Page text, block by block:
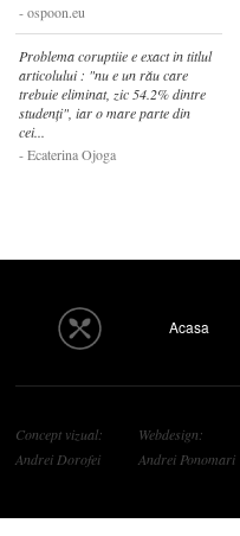
ospoon.eu
Problema coruptiie e exact in titlul
articolului : "nu e un rău care
trebuie eliminat, zic 54.2% dintre
studenți", iar o mare parte din
cei...
Ecaterina Ojoga
Acasa
Concept vizual:
Andrei Dorofei
Webdesign:
Andrei Ponomari